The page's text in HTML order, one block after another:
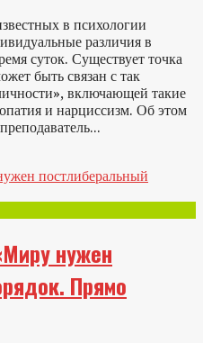
в психологии
различия в
суток. Существует точка
быть связан с так
включающей такие
и нарциссизм. Об этом
нужен
Прямо